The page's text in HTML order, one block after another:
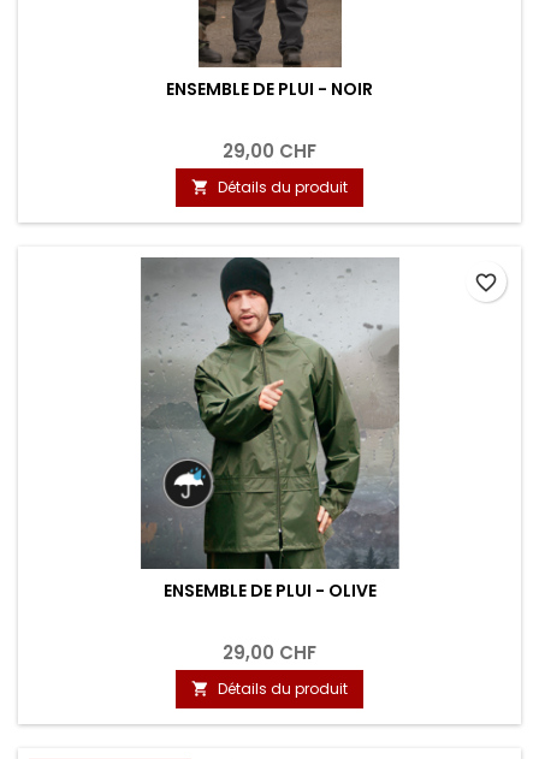
ENSEMBLE DE PLUI - NOIR
29,00 CHF
 Détails du produit
ENSEMBLE DE PLUI - OLIVE
29,00 CHF
 Détails du produit
favorite_border